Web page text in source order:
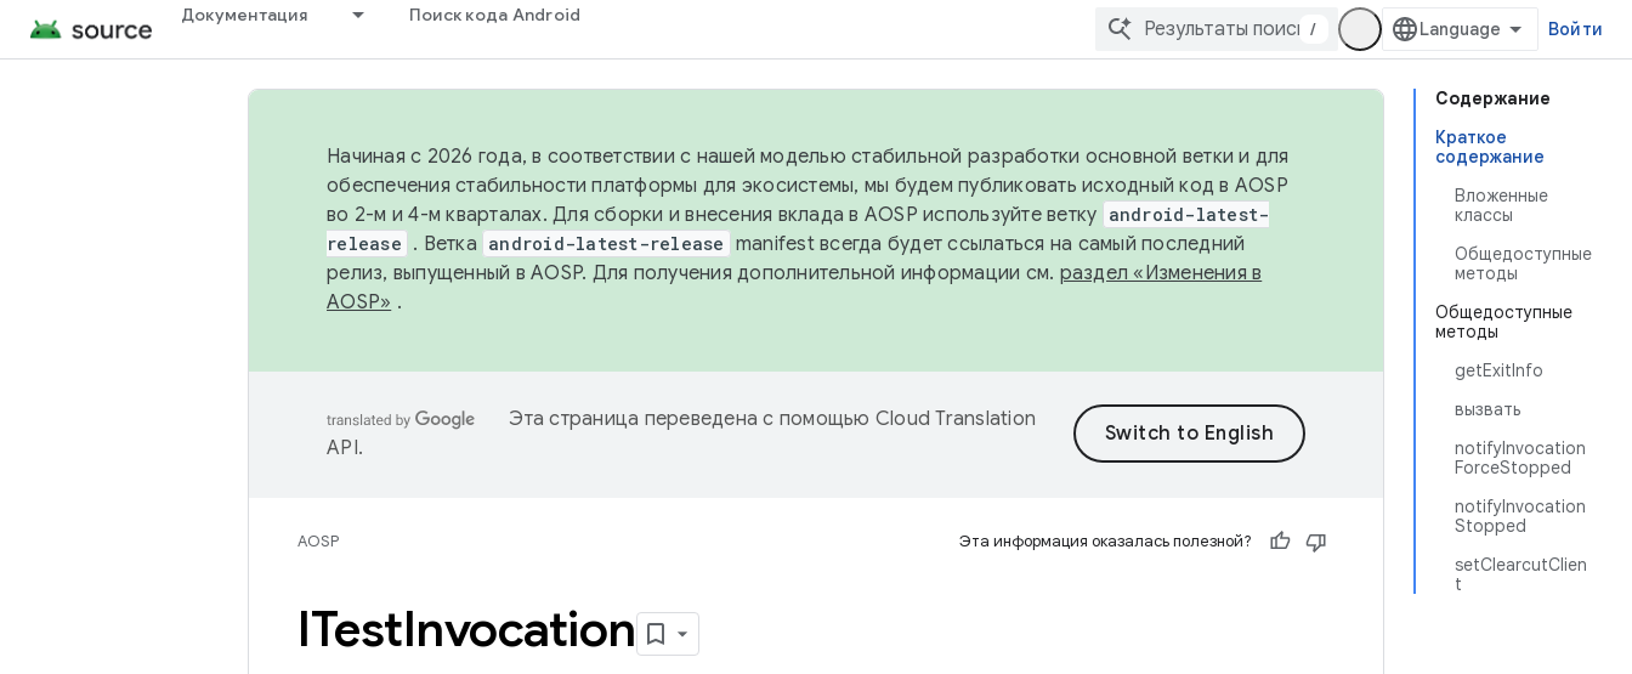
Документация Поиск кода Android
/ Войти
Содержание
Краткое
содержание
Вложенные
классы
Общедоступные
методы
Общедоступные
методы
getExitInfo
вызвать
notifyInvocation
ForceStopped
notifyInvocation
Stopped
setClearcutClien
t
Начиная с 2026 года, в соответствии с нашей моделью стабильной разработки основной ветки и для
обеспечения стабильности платформы для экосистемы, мы будем публиковать исходный код в AOSP
во 2-м и 4-м кварталах. Для сборки и внесения вклада в AOSP используйте ветку android-latest-
release . Ветка android-latest-release manifest всегда будет ссылаться на самый последний
релиз, выпущенный в AOSP. Для получения дополнительной информации см. раздел «Изменения в
AOSP» .
Эта страница переведена с помощью Cloud Translation
API.
AOSP Эта информация оказалась полезной?
ITestInvocation